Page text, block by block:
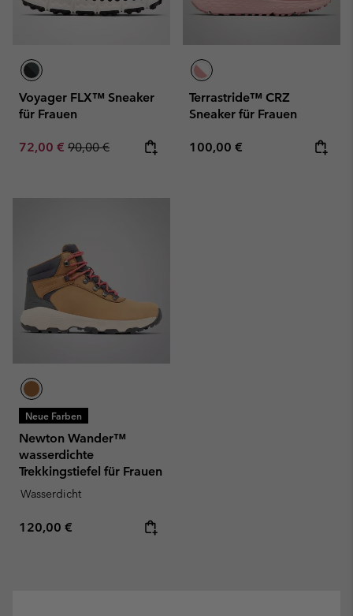
Voyager FLX™ Sneaker
für Frauen
Sale price:
72,00 € Regular price:
90,00 €
Terrastride™ CRZ
Sneaker für Frauen
Regular price:
100,00 €
Neue Farben
Newton Wander™
wasserdichte
Trekkingstiefel für Frauen
Wasserdicht
Regular price:
120,00 €